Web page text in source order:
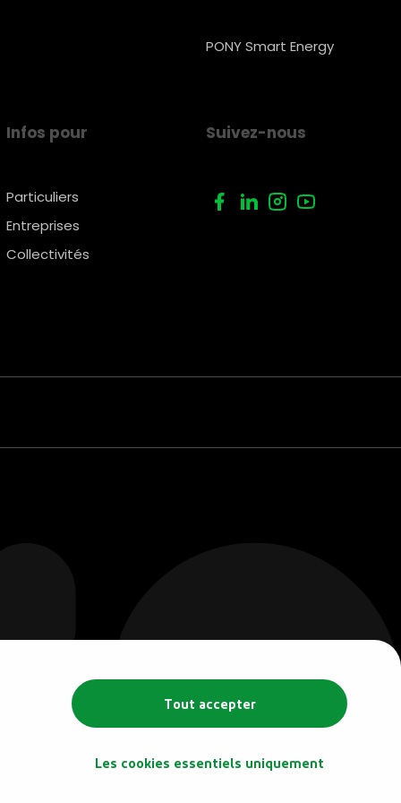
Tout accepter
Les cookies essentiels uniquement
PONY Smart Energy
Infos pour
Particuliers
Entreprises
Collectivités
Suivez-nous